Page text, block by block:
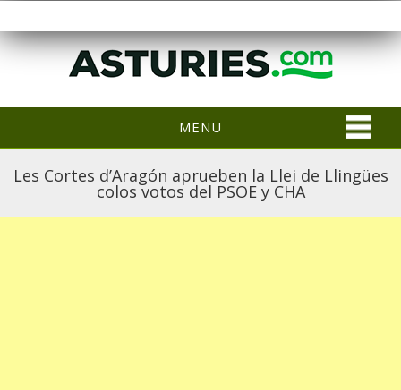
MENU
Les Cortes d’Aragón aprueben la Llei de Llingües
colos votos del PSOE y CHA